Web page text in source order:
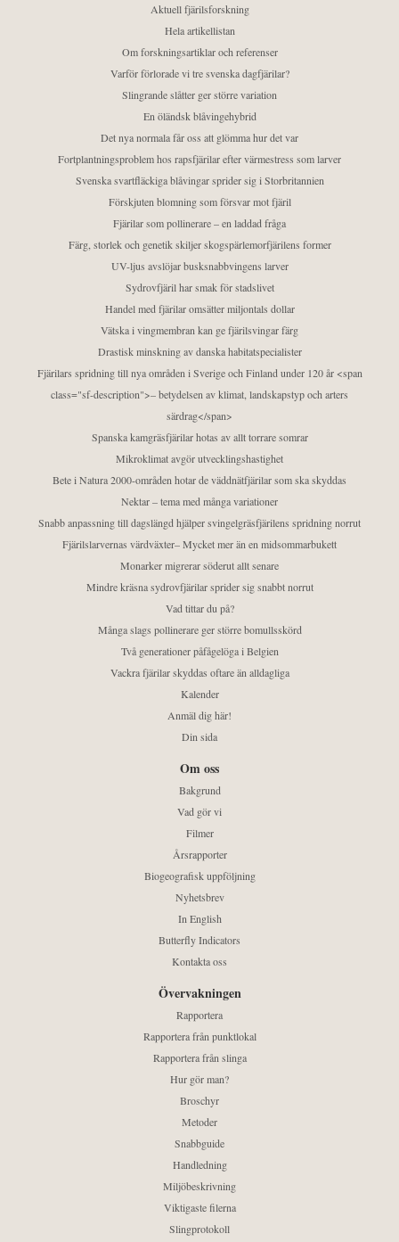
Aktuell fjärilsforskning
Hela artikellistan
Om forskningsartiklar och referenser
Varför förlorade vi tre svenska dagfjärilar?
Slingrande slåtter ger större variation
En öländsk blåvingehybrid
Det nya normala får oss att glömma hur det var
Fortplantningsproblem hos rapsfjärilar efter värmestress som larver
Svenska svartfläckiga blåvingar sprider sig i Storbritannien
Förskjuten blomning som försvar mot fjäril
Fjärilar som pollinerare – en laddad fråga
Färg, storlek och genetik skiljer skogspärlemorfjärilens former
UV-ljus avslöjar busksnabbvingens larver
Sydrovfjäril har smak för stadslivet
Handel med fjärilar omsätter miljontals dollar
Vätska i vingmembran kan ge fjärilsvingar färg
Drastisk minskning av danska habitatspecialister
Fjärilars spridning till nya områden i Sverige och Finland under 120 år <span
class="sf-description">– betydelsen av klimat, landskapstyp och arters
särdrag</span>
Spanska kamgräsfjärilar hotas av allt torrare somrar
Mikroklimat avgör utvecklingshastighet
Bete i Natura 2000-områden hotar de väddnätfjärilar som ska skyddas
Nektar – tema med många variationer
Snabb anpassning till dagslängd hjälper svingelgräsfjärilens spridning norrut
Fjärilslarvernas värdväxter– Mycket mer än en midsommarbukett
Monarker migrerar söderut allt senare
Mindre kräsna sydrovfjärilar sprider sig snabbt norrut
Vad tittar du på?
Många slags pollinerare ger större bomullsskörd
Två generationer påfågelöga i Belgien
Vackra fjärilar skyddas oftare än alldagliga
Kalender
Anmäl dig här!
Din sida
Om oss
Bakgrund
Vad gör vi
Filmer
Årsrapporter
Biogeografisk uppföljning
Nyhetsbrev
In English
Butterfly Indicators
Kontakta oss
Övervakningen
Rapportera
Rapportera från punktlokal
Rapportera från slinga
Hur gör man?
Broschyr
Metoder
Snabbguide
Handledning
Miljöbeskrivning
Viktigaste filerna
Slingprotokoll